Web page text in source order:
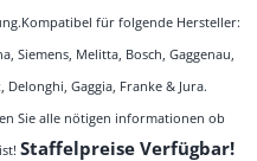
für folgende Hersteller:
Siemens, Melitta, Bosch, Gaggenau,
Delonghi, Gaggia, Franke & Jura.
Sie alle nötigen informationen ob
Staffelpreise Verfügbar!